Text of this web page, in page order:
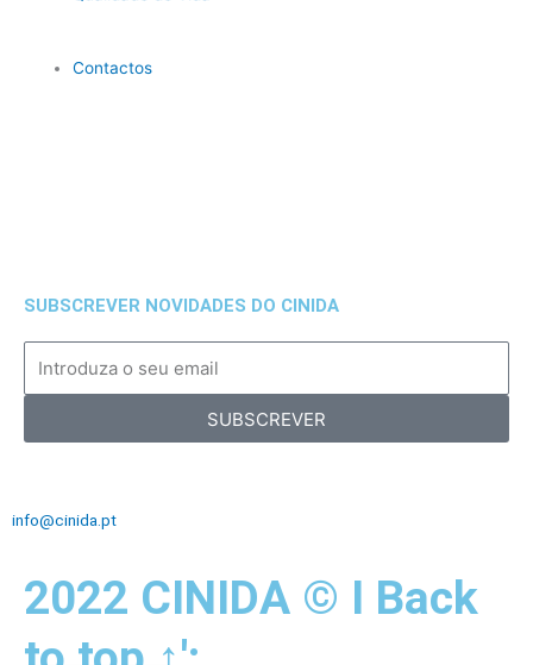
Contactos
SUBSCREVER NOVIDADES DO CINIDA
SUBSCREVER
info@cinida.pt
2022 CINIDA © I Back